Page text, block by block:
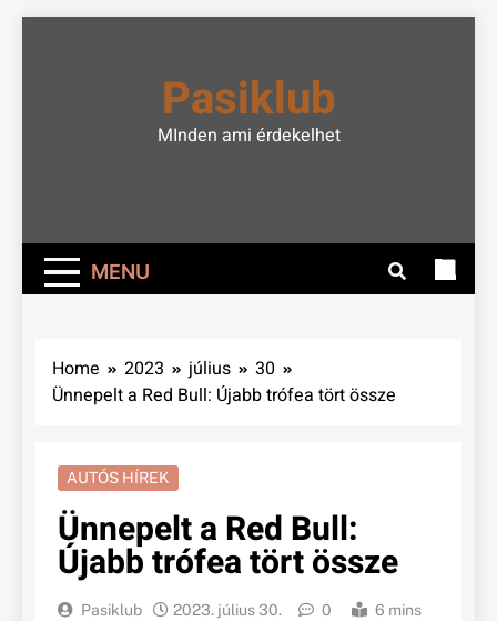
Pasiklub
MInden ami érdekelhet
MENU
Home 2023 július
30
Ünnepelt a Red Bull: Újabb trófea tört össze
AUTÓS HÍREK
Ünnepelt a Red Bull:
Újabb trófea tört össze
Pasiklub 2023. július 30. 0 6 mins